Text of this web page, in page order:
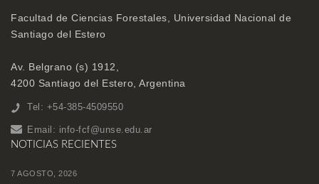
Facultad de Ciencias Forestales, Universidad Nacional de
Santiago del Estero
Av. Belgrano (s) 1912,
4200 Santiago del Estero, Argentina
Tel: +54-385-4509550
Email: info-fcf@unse.edu.ar
NOTICIAS RECIENTES
7 AGOSTO, 2026